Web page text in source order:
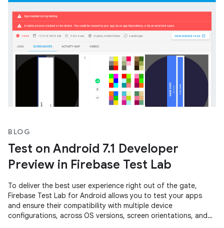
BLOG
Test on Android 7.1 Developer
Preview in Firebase Test Lab
To deliver the best user experience right out of the gate,
Firebase Test Lab for Android allows you to test your apps
and ensure their compatibility with multiple device
configurations, across OS versions, screen orientations, and